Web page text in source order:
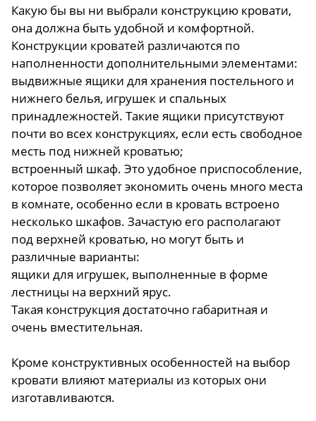
Какую бы вы ни выбрали конструкцию кровати,
она должна быть удобной и комфортной.
Конструкции кроватей различаются по
наполненности дополнительными элементами:
выдвижные ящики для хранения постельного и
нижнего белья, игрушек и спальных
принадлежностей. Такие ящики присутствуют
почти во всех конструкциях, если есть свободное
месть под нижней кроватью;
встроенный шкаф. Это удобное приспособление,
которое позволяет экономить очень много места
в комнате, особенно если в кровать встроено
несколько шкафов. Зачастую его располагают
под верхней кроватью, но могут быть и
различные варианты:
ящики для игрушек, выполненные в форме
лестницы на верхний ярус.
Такая конструкция достаточно габаритная и
очень вместительная.
Кроме конструктивных особенностей на выбор
кровати влияют материалы из которых они
изготавливаются.